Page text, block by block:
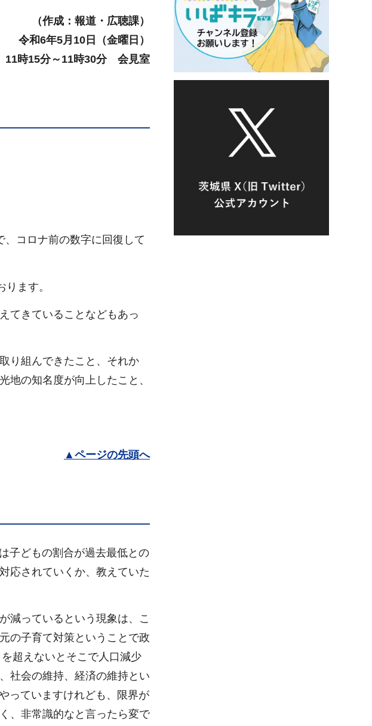
（作成：報道・広聴課）
令和6年5月10日（金曜日）
11時15分～11時30分 会見室
コロナ前の数字に回復して
ます。
てきていることなどもあっ
り組んできたこと、それか
地の知名度が向上したこと、
▲ ページの先頭へ
子どもの割合が過去最低との
応されていくか、教えていた
減っているという現象は、こ
の子育て対策ということで政
超えないとそこで人口減少
社会の維持、経済の維持とい
っていますけれども、限界が
、非常識的なと言ったら変で